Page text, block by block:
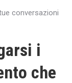
conversazioni
i
che